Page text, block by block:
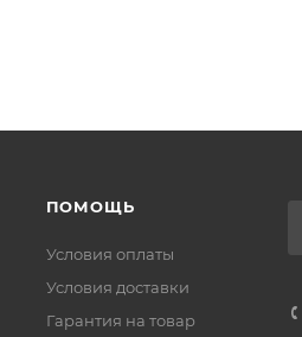
ПОМОЩЬ
Условия оплаты
Условия доставки
Гарантия на товар